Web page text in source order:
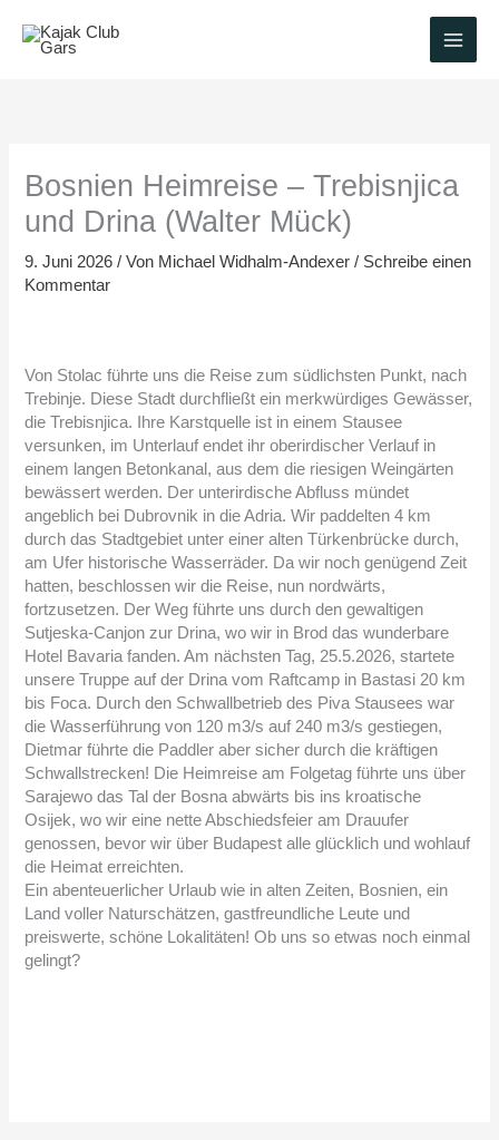
Inhalt
springen
Bosnien Heimreise – Trebisnjica
und Drina (Walter Mück)
9. Juni 2026/ Von Michael Widhalm-Andexer/ Schreibe einen
Kommentar
Von Stolac führte uns die Reise zum südlichsten Punkt, nach
Trebinje. Diese Stadt durchfließt ein merkwürdiges Gewässer,
die Trebisnjica. Ihre Karstquelle ist in einem Stausee
versunken, im Unterlauf endet ihr oberirdischer Verlauf in
einem langen Betonkanal, aus dem die riesigen Weingärten
bewässert werden. Der unterirdische Abfluss mündet
angeblich bei Dubrovnik in die Adria. Wir paddelten 4 km
durch das Stadtgebiet unter einer alten Türkenbrücke durch,
am Ufer historische Wasserräder. Da wir noch genügend Zeit
hatten, beschlossen wir die Reise, nun nordwärts,
fortzusetzen. Der Weg führte uns durch den gewaltigen
Sutjeska-Canjon zur Drina, wo wir in Brod das wunderbare
Hotel Bavaria fanden. Am nächsten Tag, 25.5.2026, startete
unsere Truppe auf der Drina vom Raftcamp in Bastasi 20 km
bis Foca. Durch den Schwallbetrieb des Piva Stausees war
die Wasserführung von 120 m3/s auf 240 m3/s gestiegen,
Dietmar führte die Paddler aber sicher durch die kräftigen
Schwallstrecken! Die Heimreise am Folgetag führte uns über
Sarajewo das Tal der Bosna abwärts bis ins kroatische
Osijek, wo wir eine nette Abschiedsfeier am Drauufer
genossen, bevor wir über Budapest alle glücklich und wohlauf
die Heimat erreichten.
Ein abenteuerlicher Urlaub wie in alten Zeiten, Bosnien, ein
Land voller Naturschätzen, gastfreundliche Leute und
preiswerte, schöne Lokalitäten! Ob uns so etwas noch einmal
gelingt?